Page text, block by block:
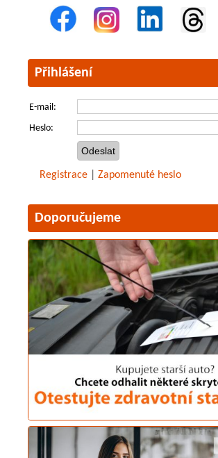
Přihlášení
E-mail:
Heslo:
Registrace Zapomenuté heslo
Doporučujeme